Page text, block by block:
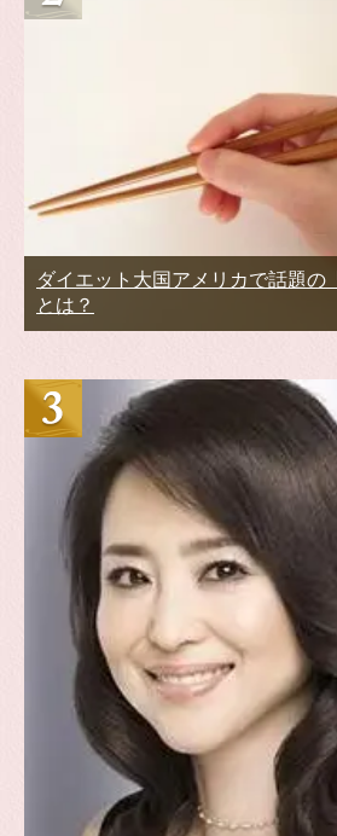
ダイエット大国アメリカで話題の
とは？